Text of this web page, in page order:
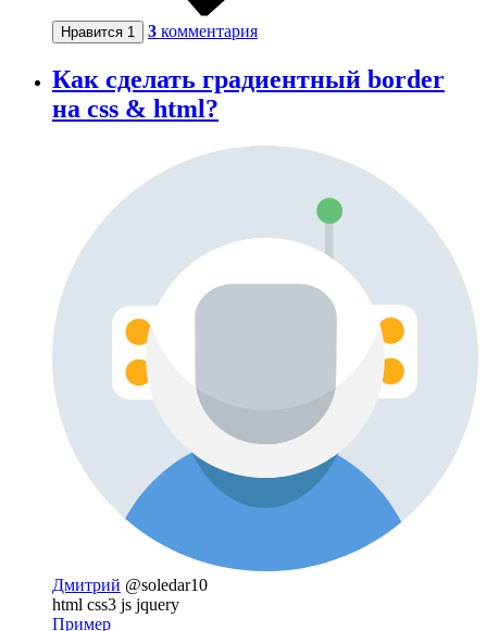
Нравится 1 3 комментария
Как сделать градиентный border
на css & html?
Дмитрий @soledar10
html css3 js jquery
Пример